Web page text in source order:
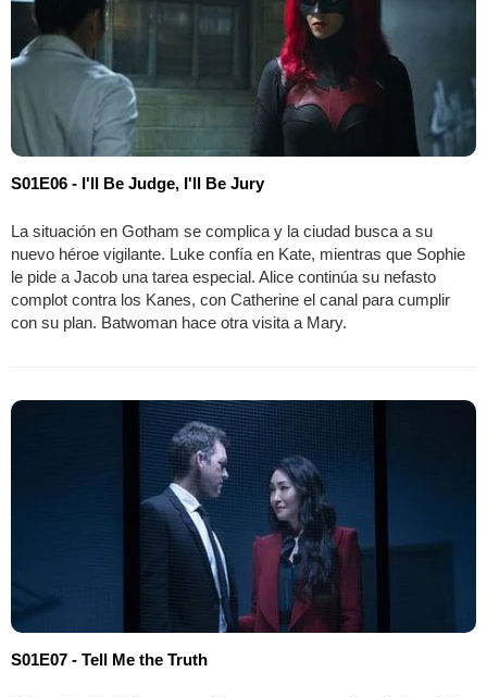
S01E06 - I'll Be Judge, I'll Be Jury
La situación en Gotham se complica y la ciudad busca a su
nuevo héroe vigilante. Luke confía en Kate, mientras que Sophie
le pide a Jacob una tarea especial. Alice continúa su nefasto
complot contra los Kanes, con Catherine el canal para cumplir
con su plan. Batwoman hace otra visita a Mary.
S01E07 - Tell Me the Truth